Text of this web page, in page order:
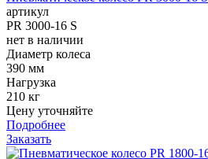
артикул
PR 3000-16 S
нет в наличии
Диаметр колеса
390 мм
Нагрузка
210 кг
Цену уточняйте
Подробнее
Заказать